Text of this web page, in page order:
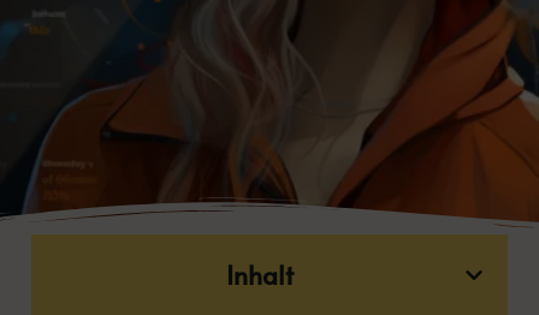
Inhalt